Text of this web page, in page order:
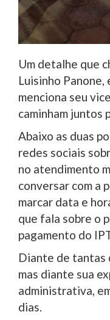
Um detalhe que
Luisinho
menciona seu
caminham juntos
Abaixo as duas
redes sociais
no atendimento
conversar com a
marcar data e
que fala sobre o
pagamento do
Diante de tantas
mas diante sua
administrativa,
dias.